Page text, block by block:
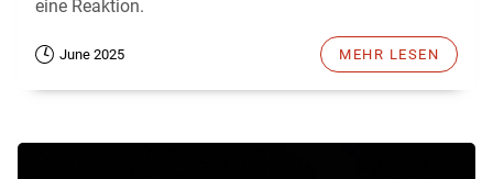
eine Reaktion.
June 2025 MEHR LESEN